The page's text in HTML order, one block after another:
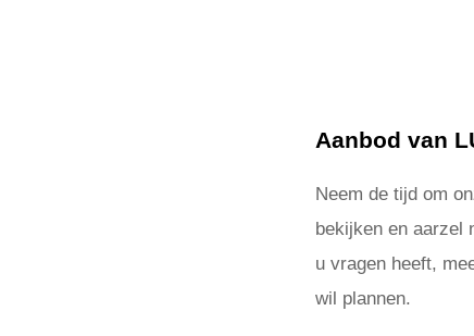
Aanbod van
Neem de tijd om
bekijken en aarzel
u vragen heeft,
wil plannen.